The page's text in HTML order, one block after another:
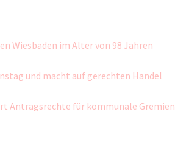
Wiesbaden im Alter von 98 Jahren
und macht auf gerechten Handel
Antragsrechte für kommunale Gremien